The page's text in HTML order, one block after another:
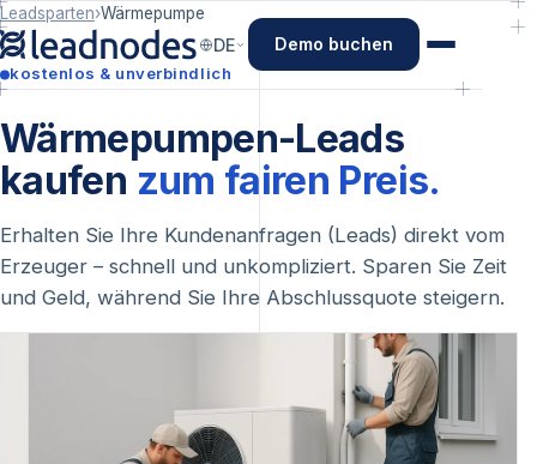
DE Demo buchen
Leadsparten›Wärmepumpe
kostenlos & unverbindlich
Wärmepumpen-Leads
kaufen zum fairen Preis.
Erhalten Sie Ihre Kundenanfragen (Leads) direkt vom
Erzeuger – schnell und unkompliziert. Sparen Sie Zeit
und Geld, während Sie Ihre Abschlussquote steigern.